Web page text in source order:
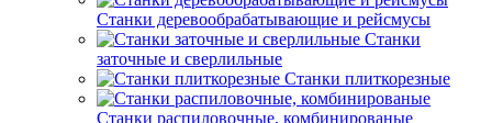
Станки деревообрабатывающие и рейсмусы
Станки
заточные и сверлильные
Станки плиткорезные
Станки распиловочные, комбинированые